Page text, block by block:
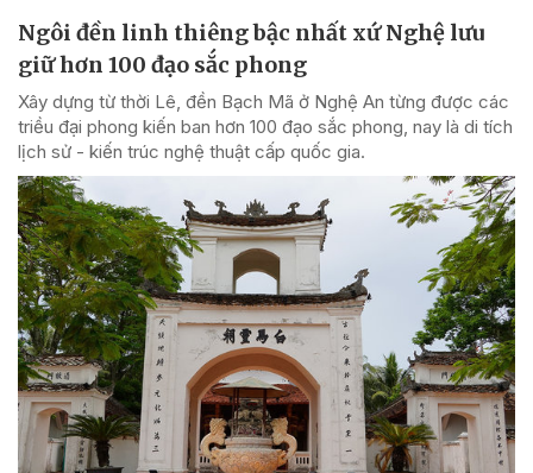
Ngôi đền linh thiêng bậc nhất xứ Nghệ lưu
giữ hơn 100 đạo sắc phong
Xây dựng từ thời Lê, đền Bạch Mã ở Nghệ An từng được các
triều đại phong kiến ban hơn 100 đạo sắc phong, nay là di tích
lịch sử - kiến trúc nghệ thuật cấp quốc gia.